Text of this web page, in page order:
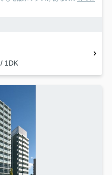
1DK